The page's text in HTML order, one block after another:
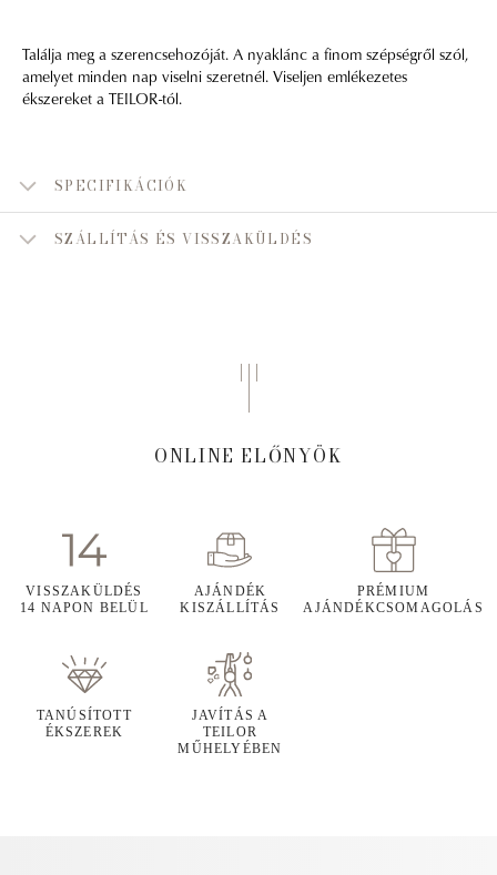
Találja meg a szerencsehozóját. A nyaklánc a finom szépségről szól,
amelyet minden nap viselni szeretnél. Viseljen emlékezetes
ékszereket a TEILOR-tól.
SPECIFIKÁCIÓK
SZÁLLÍTÁS ÉS VISSZAKÜLDÉS
ONLINE ELŐNYÖK
VISSZAKÜLDÉS
14 NAPON BELÜL
AJÁNDÉK
KISZÁLLÍTÁS
PRÉMIUM
AJÁNDÉKCSOMAGOLÁS
TANÚSÍTOTT
ÉKSZEREK
JAVÍTÁS A
TEILOR
MŰHELYÉBEN